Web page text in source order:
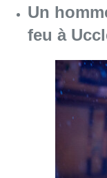
Un
feu à